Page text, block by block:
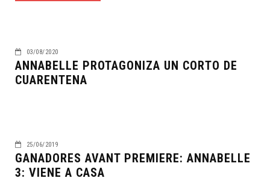
03/08/2020
ANNABELLE PROTAGONIZA UN CORTO DE
CUARENTENA
25/06/2019
GANADORES AVANT PREMIERE: ANNABELLE
3: VIENE A CASA